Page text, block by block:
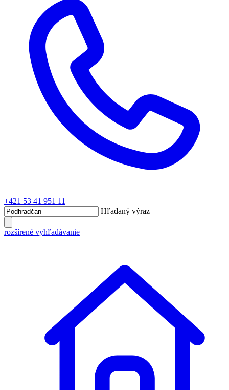
+421 53 41 951 11
Hľadaný výraz
rozšírené vyhľadávanie